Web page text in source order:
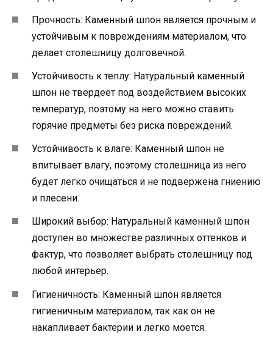
Прочность: Каменный шпон является прочным и
устойчивым к повреждениям материалом, что
делает столешницу долговечной.
Устойчивость к теплу: Натуральный каменный
шпон не твердеет под воздействием высоких
температур, поэтому на него можно ставить
горячие предметы без риска повреждений.
Устойчивость к влаге: Каменный шпон не
впитывает влагу, поэтому столешница из него
будет легко очищаться и не подвержена гниению
и плесени.
Широкий выбор: Натуральный каменный шпон
доступен во множестве различных оттенков и
фактур, что позволяет выбрать столешницу под
любой интерьер.
Гигиеничность: Каменный шпон является
гигиеничным материалом, так как он не
накапливает бактерии и легко моется.